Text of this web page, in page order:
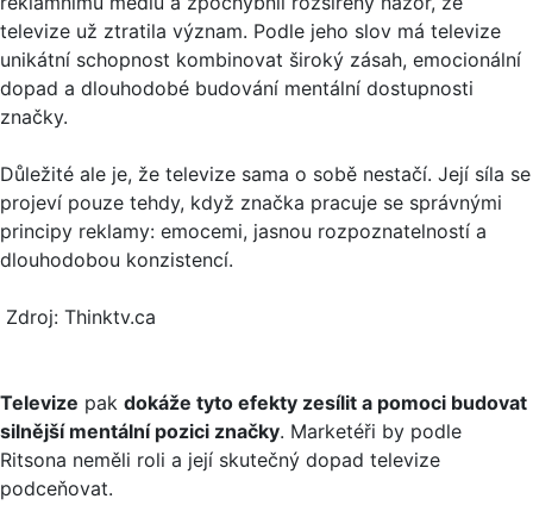
televize už ztratila význam. Podle jeho slov má televize
unikátní schopnost kombinovat široký zásah, emocionální
dopad a dlouhodobé budování mentální dostupnosti
značky.
Důležité ale je, že televize sama o sobě nestačí. Její síla se
projeví pouze tehdy, když značka pracuje se správnými
principy reklamy: emocemi, jasnou rozpoznatelností a
dlouhodobou konzistencí.
Zdroj: Thinktv.ca
Televize pak dokáže tyto efekty zesílit a pomoci budovat
silnější mentální pozici značky. Marketéři by podle
Ritsona neměli roli a její skutečný dopad televize
podceňovat.